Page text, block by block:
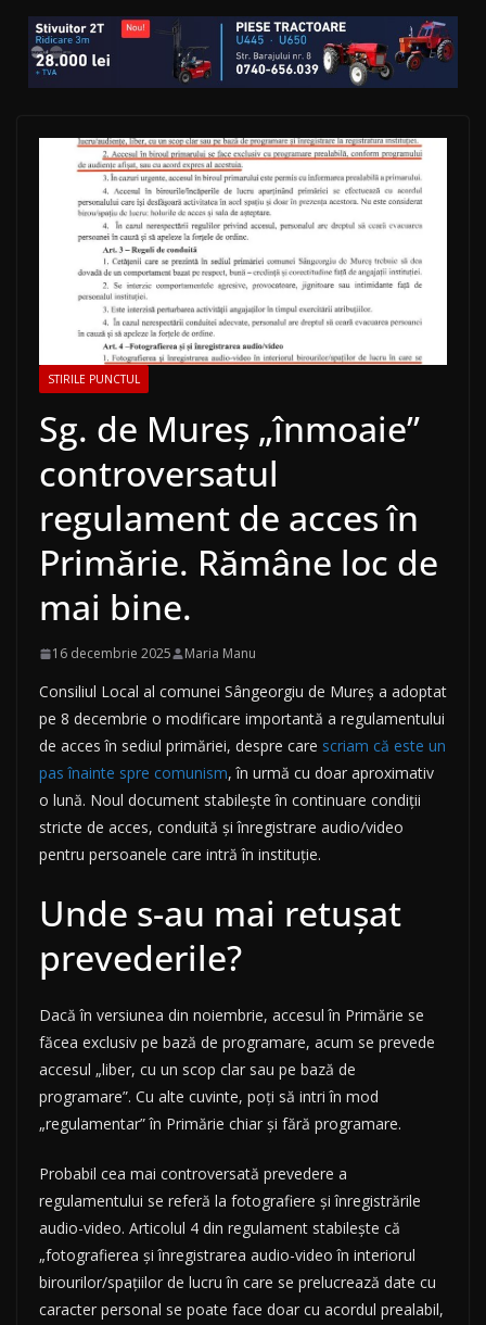
STIRILE PUNCTUL
Sg. de Mureș „înmoaie”
controversatul
regulament de acces în
Primărie. Rămâne loc de
mai bine.
16 decembrie 2025 Maria Manu
Consiliul Local al comunei Sângeorgiu de Mureș a adoptat
pe 8 decembrie o modificare importantă a regulamentului
de acces în sediul primăriei, despre care scriam că este un
pas înainte spre comunism, în urmă cu doar aproximativ
o lună. Noul document stabilește în continuare condiții
stricte de acces, conduită și înregistrare audio/video
pentru persoanele care intră în instituție.
Unde s-au mai retușat
prevederile?
Dacă în versiunea din noiembrie, accesul în Primărie se
făcea exclusiv pe bază de programare, acum se prevede
accesul „liber, cu un scop clar sau pe bază de
programare”. Cu alte cuvinte, poți să intri în mod
„regulamentar” în Primărie chiar și fără programare.
Probabil cea mai controversată prevedere a
regulamentului se referă la fotografiere și înregistrările
audio-video. Articolul 4 din regulament stabilește că
„fotografierea și înregistrarea audio-video în interiorul
birourilor/spațiilor de lucru în care se prelucrează date cu
caracter personal se poate face doar cu acordul prealabil,